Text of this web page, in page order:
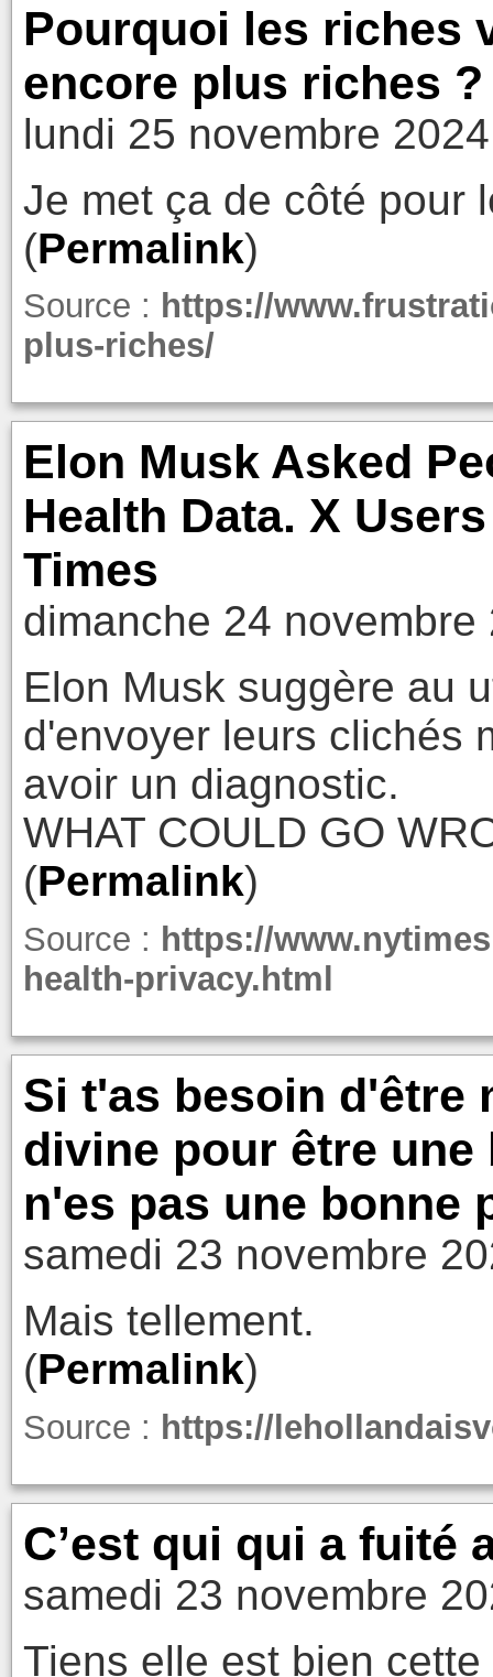
Pourquoi les riches
encore plus riches
lundi 25 novembre
Je met ça de côté pour
(Permalink)
Source : https://
plus-riches/
Elon Musk Asked
Health Data. X
Times
dimanche 24 novembre
Elon Musk suggère au
d'envoyer leurs clichés
avoir un diagnostic.
WHAT COULD GO
(Permalink)
Source : https://
health-privacy.html
Si t'as besoin d'être
divine pour être
n'es pas une bonne
samedi 23 novembre
Mais tellement.
(Permalink)
Source : https://
C’est qui qui a fuité
samedi 23 novembre
Tiens elle est bien